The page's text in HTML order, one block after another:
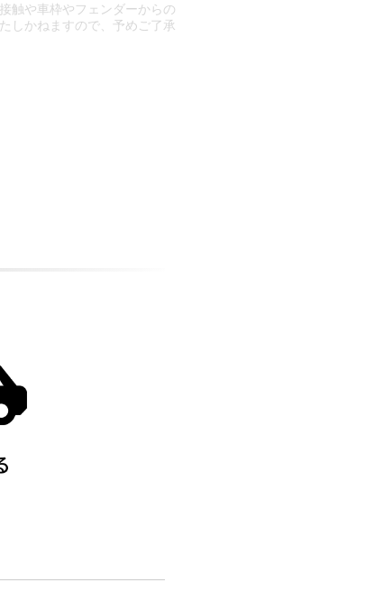
触や車枠やフェンダーからの
しかねますので、予めご了承